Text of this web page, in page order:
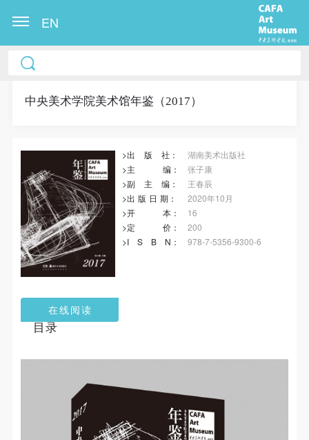
EN
中央美术学院美术馆年鉴（2017）
在线阅读
>出 版 社：
湖南美术出版社
>主
编：
张子康
>副
主 编：
王春辰
>出 版 日 期 ：
2020年10月
>开
本：
16
>定
价：
200
>I
S B N ： 978-7-5356-9300-6
目录
冷风起，冬意浓！ 这个冬日的北京刻意显得不那么的
重新洗礼那或许已经麻木的感官。 选择去吴哥，因为
称之美全部完美的融为一体。唯有置身于吴哥王城，
在“高棉微笑”的注视下，去凝望这曾经充满战乱、杀
戮，到现今的和平和安详。仿佛瞬间被抽离出这世间
之外，画面被定格静止了一般，转过身即是微笑。 版
权归作者所有，任何形式转载请联系作者。 关于吴
哥，我想大约是我不必多费口舌去解释每一处寺院的
由来和历史，每一个来到这里的人，多数都会花上个
三五日去感受吴哥雄伟壮观的寺院建筑群。 这里捡几
个重要而美的分享。 冷风起，冬意浓！ 这个冬日的
北京刻意显得不那么的温暖，不禁想逃离这荒凉几
上最重要的文明古迹，它将中国长城的雄伟、泰姬陵
的细致繁复和金字塔的对称之美全部完美的融为一
体。唯有置身于吴哥王城，在“高棉微笑”的注视下，